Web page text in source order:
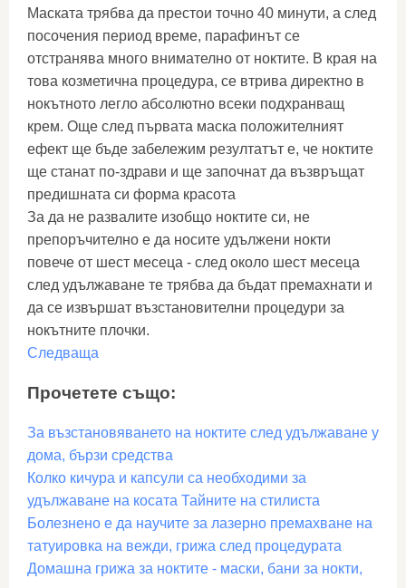
Маската трябва да престои точно 40 минути, а след
посочения период време, парафинът се
отстранява много внимателно от ноктите. В края на
това козметична процедура, се втрива директно в
нокътното легло абсолютно всеки подхранващ
крем. Още след първата маска положителният
ефект ще бъде забележим резултатът е, че ноктите
ще станат по-здрави и ще започнат да възвръщат
предишната си форма красота
За да не развалите изобщо ноктите си, не
препоръчително е да носите удължени нокти
повече от шест месеца - след около шест месеца
след удължаване те трябва да бъдат премахнати и
да се извършат възстановителни процедури за
нокътните плочки.
Следваща
Прочетете също:
За възстановяването на ноктите след удължаване у
дома, бързи средства
Колко кичура и капсули са необходими за
удължаване на косата Тайните на стилиста
Болезнено е да научите за лазерно премахване на
татуировка на вежди, грижа след процедурата
Домашна грижа за ноктите - маски, бани за нокти,